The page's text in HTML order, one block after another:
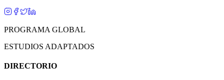
PROGRAMA GLOBAL
ESTUDIOS ADAPTADOS
DIRECTORIO